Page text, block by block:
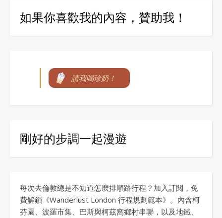
如果你喜歡我的內容，贊助我！
請我喝珍奶！
剛好的步調一起漫遊
每次去倫敦總是不知道怎麼排順路行程？加入訂閱，免
費解鎖《Wanderlust London 行程規劃範本》。內含柯
芬園、波羅市集、巴斯與柯茲窩鄉村串聯，以及地鐵、